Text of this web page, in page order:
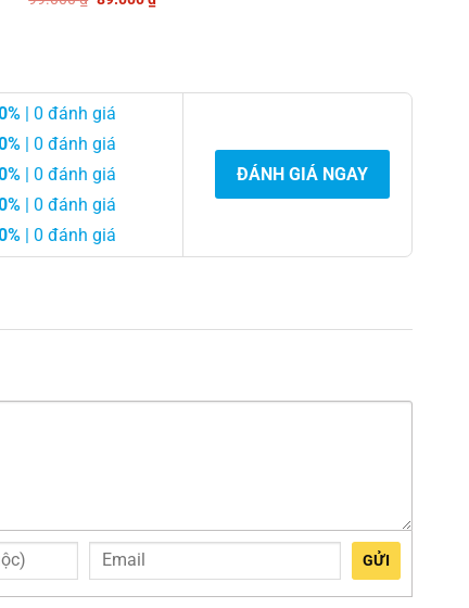
hiện
| 0 đánh giá
| 0 đánh giá
| 0 đánh giá
| 0 đánh giá
| 0 đánh giá
ĐÁNH GIÁ NGAY
GỬI